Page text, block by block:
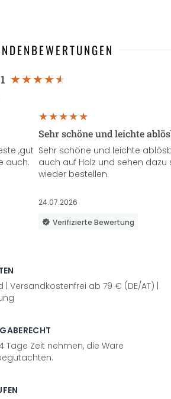
,gut
auch.
Sehr schöne und leichte
Sehr schöne und leichte
auch auf Holz und sehen
wieder bestellen.
24.07.2026
Verifizierte Bewertung
| Versandkostenfrei ab 79 € (DE/AT) |
Tage Zeit nehmen, die Ware